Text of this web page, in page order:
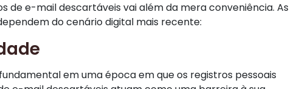
de e-mail descartáveis vai além da mera conveniência. As
do cenário digital mais recente:
em uma época em que os registros pessoais